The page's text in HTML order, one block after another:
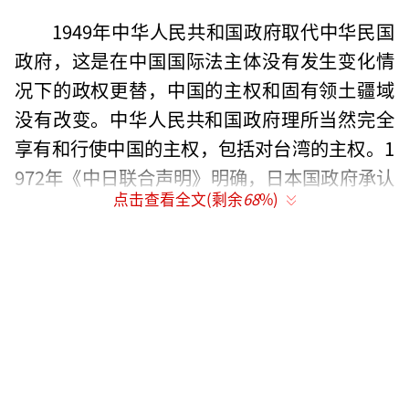
1949年中华人民共和国政府取代中华民国
政府，这是在中国国际法主体没有发生变化情
况下的政权更替，中国的主权和固有领土疆域
没有改变。中华人民共和国政府理所当然完全
享有和行使中国的主权，包括对台湾的主权。1
972年《中日联合声明》明确，日本国政府承认
中华人民共和国政府是中国的唯一合法政府。
点击查看全文(剩余68%)